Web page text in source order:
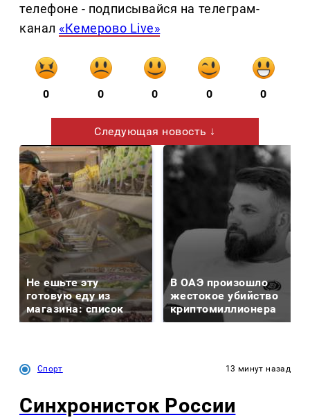
телефоне - подписывайся на телеграм-
канал «Кемерово Live»
0 0 0 0 0
Следующая новость ↓
Не ешьте эту
готовую еду из
магазина: список
В ОАЭ произошло
жестокое убийство
криптомиллионера
Спорт 13 минут назад
Синхронисток России